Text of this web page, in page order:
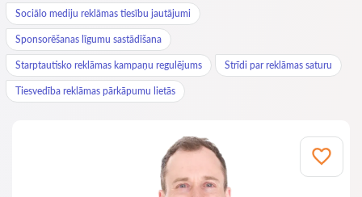
Sociālo mediju reklāmas tiesību jautājumi
Sponsorēšanas līgumu sastādīšana
Starptautisko reklāmas kampaņu regulējums Strīdi par reklāmas saturu
Tiesvedība reklāmas pārkāpumu lietās